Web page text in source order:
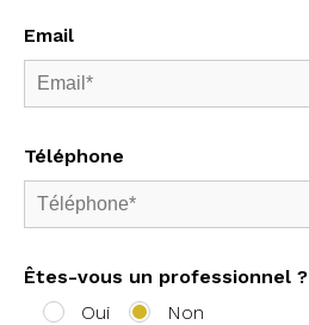
Email
Téléphone
Êtes-vous un professionnel ?
Oui
Non